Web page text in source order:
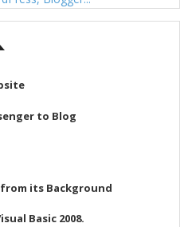
to Blog
its Background
Basic 2008.